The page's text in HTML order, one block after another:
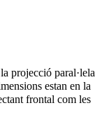
projecció paral·lela
estan en la
frontal com les